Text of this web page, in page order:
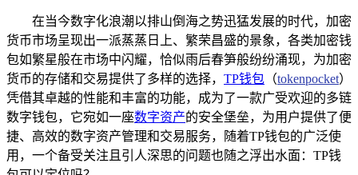
在当今数字化浪潮以排山倒海之势迅猛发展的时代，加密
货币市场呈现出一派蒸蒸日上、繁荣昌盛的景象，各类加密钱
包如繁星般在市场中闪耀，恰似雨后春笋般纷纷涌现，为加密
货币的存储和交易提供了多样的选择， TP钱包 （tokenpocket）
凭借其卓越的性能和丰富的功能，成为了一款广受欢迎的多链
数字钱包，它宛如一座数字资产的安全堡垒，为用户提供了便
捷、高效的数字资产管理和交易服务，随着TP钱包的广泛使
用，一个备受关注且引人深思的问题也随之浮出水面：TP钱